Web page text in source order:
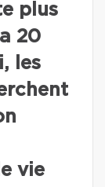
plus
20
les
vie